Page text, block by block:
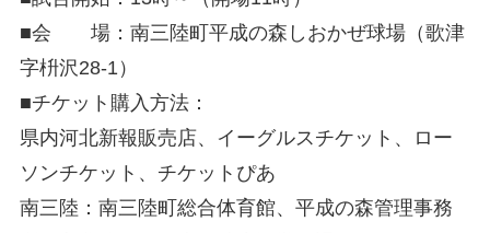
■会 場：南三陸町平成の森しおかぜ球場（歌津
字枡沢28-1）
■チケット購入方法：
県内河北新報販売店、イーグルスチケット、ロー
ソンチケット、チケットぴあ
南三陸： 南三陸町総合体育館、平成の森管理事務